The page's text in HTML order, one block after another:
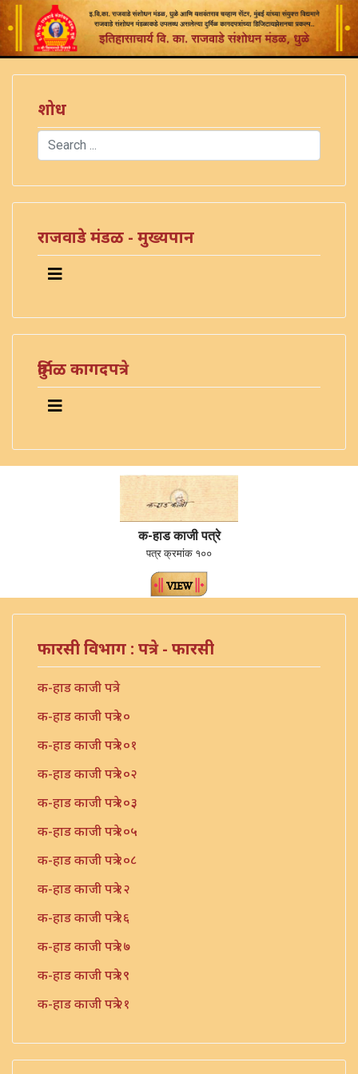
शोध
Search
राजवाडे मंडळ - मुख्यपान
दुर्मिळ कागदपत्रे
क-हाड काजी पत्रे
पत्र क्रमांक १००
फारसी विभाग : पत्रे - फारसी
क-हाड काजी पत्रे
क-हाड काजी पत्रे १०
क-हाड काजी पत्रे १०१
क-हाड काजी पत्रे १०२
क-हाड काजी पत्रे १०३
क-हाड काजी पत्रे १०५
क-हाड काजी पत्रे १०८
क-हाड काजी पत्रे १२
क-हाड काजी पत्रे १६
क-हाड काजी पत्रे १७
क-हाड काजी पत्रे १९
क-हाड काजी पत्रे २१
क-हाड काजी पत्रे २३